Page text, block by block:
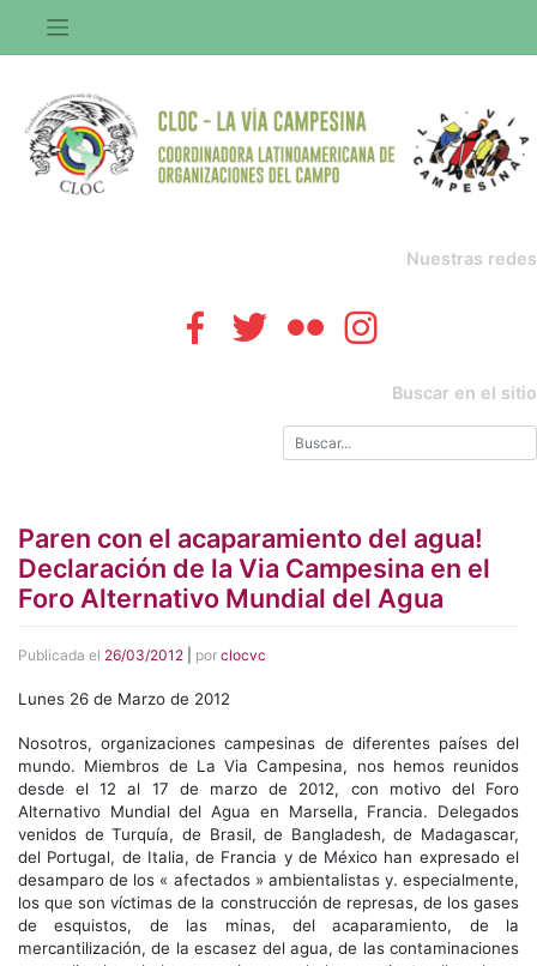
contenido
Nuestras redes
Buscar en el sitio
Paren con el acaparamiento del agua!
Declaración de la Via Campesina en el
Foro Alternativo Mundial del Agua
Publicada el 26/03/2012 por clocvc
Lunes 26 de Marzo de 2012
Nosotros, organizaciones campesinas de diferentes países del
mundo. Miembros de La Via Campesina, nos hemos reunidos
desde el 12 al 17 de marzo de 2012, con motivo del Foro
Alternativo Mundial del Agua en Marsella, Francia. Delegados
venidos de Turquía, de Brasil, de Bangladesh, de Madagascar,
del Portugal, de Italia, de Francia y de México han expresado el
desamparo de los « afectados » ambientalistas y. especialmente,
los que son víctimas de la construcción de represas, de los gases
de esquistos, de las minas, del acaparamiento, de la
mercantilización, de la escasez del agua, de las contaminaciones